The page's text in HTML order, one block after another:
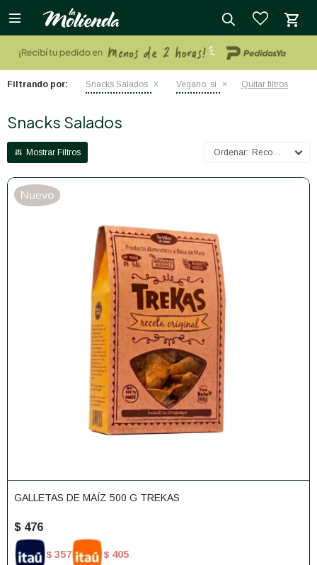

Filtrando por: Snacks Salados Vegano: si Quitar filtros
Snacks Salados
Recomendados
GALLETAS DE MAÍZ 500 G TREKAS
$ 476
$ 357 $ 405